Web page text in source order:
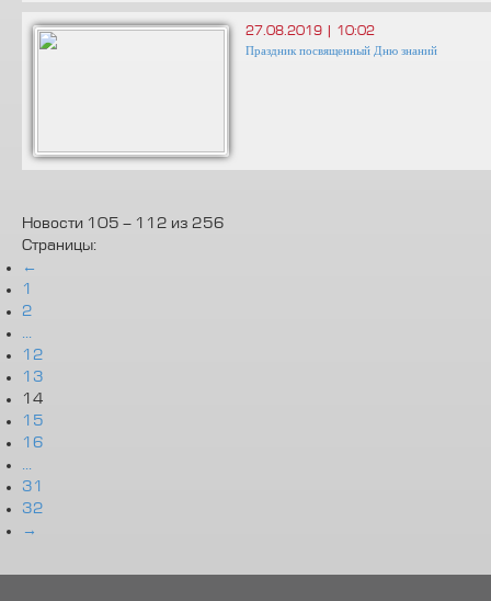
27.08.2019 | 10:02
Праздник посвященный Дню знаний
Новости 105 - 112 из 256
Страницы:
←
1
2
...
12
13
14
15
16
...
31
32
→